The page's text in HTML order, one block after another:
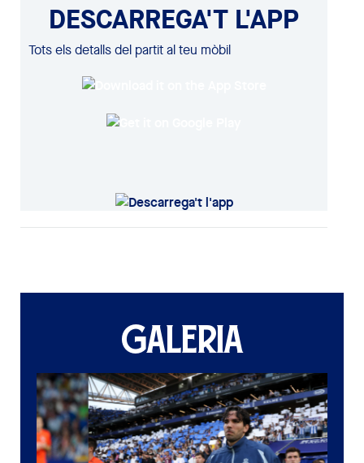
DESCARREGA'T L'APP
Tots els detalls del partit al teu mòbil
GALERIA